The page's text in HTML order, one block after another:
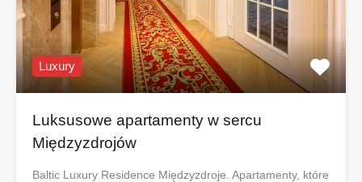
Luxury
Luksusowe apartamenty w sercu
Międzyzdrojów
Baltic Luxury Residence Międzyzdroje. Apartamenty, które